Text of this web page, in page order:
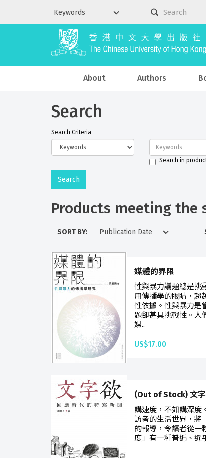
About Authors
Search
Search Criteria
Search in
Products meeting the
SORT BY:
媒體的界限
性與暴力議題總是挑
用傳播學的眼睛，超
性依據。性與暴力是
題卻甚具挑戰性。人
媒..
US$17.00
(Out of Stock) 文
講速度，不如講深度
訪者的生活世界，將
的報導，令讀者從
度」有一種普遍、近